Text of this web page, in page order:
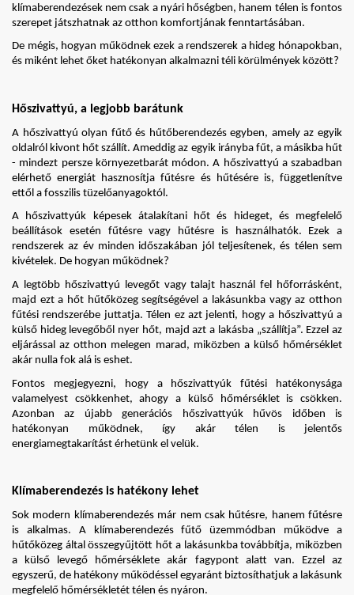
klímaberendezések nem csak a nyári hőségben, hanem télen is fontos
szerepet játszhatnak az otthon komfortjának fenntartásában.
De mégis, hogyan működnek ezek a rendszerek a hideg hónapokban,
és miként lehet őket hatékonyan alkalmazni téli körülmények között?
Hőszivattyú, a legjobb barátunk
A hőszivattyú olyan fűtő és hűtőberendezés egyben, amely az egyik
oldalról kivont hőt szállít. Ameddig az egyik irányba fűt, a másikba hűt
- mindezt persze környezetbarát módon. A hőszivattyú a szabadban
elérhető energiát hasznosítja fűtésre és hűtésére is, függetlenítve
ettől a fosszilis tüzelőanyagoktól.
A hőszivattyúk képesek átalakítani hőt és hideget, és megfelelő
beállítások esetén fűtésre vagy hűtésre is használhatók. Ezek a
rendszerek az év minden időszakában jól teljesítenek, és télen sem
kivételek. De hogyan működnek?
A legtöbb hőszivattyú levegőt vagy talajt használ fel hőforrásként,
majd ezt a hőt hűtőközeg segítségével a lakásunkba vagy az otthon
fűtési rendszerébe juttatja. Télen ez azt jelenti, hogy a hőszivattyú a
külső hideg levegőből nyer hőt, majd azt a lakásba „szállítja”. Ezzel az
eljárással az otthon melegen marad, miközben a külső hőmérséklet
akár nulla fok alá is eshet.
Fontos megjegyezni, hogy a hőszivattyúk fűtési hatékonysága
valamelyest csökkenhet, ahogy a külső hőmérséklet is csökken.
Azonban az újabb generációs hőszivattyúk hűvös időben is
hatékonyan működnek, így akár télen is jelentős
energiamegtakarítást érhetünk el velük.
Klímaberendezés is hatékony lehet
Sok modern klímaberendezés már nem csak hűtésre, hanem fűtésre
is alkalmas. A klímaberendezés fűtő üzemmódban működve a
hűtőközeg által összegyűjtött hőt a lakásunkba továbbítja, miközben
a külső levegő hőmérséklete akár fagypont alatt van. Ezzel az
egyszerű, de hatékony működéssel egyaránt biztosíthatjuk a lakásunk
megfelelő hőmérsékletét télen és nyáron.